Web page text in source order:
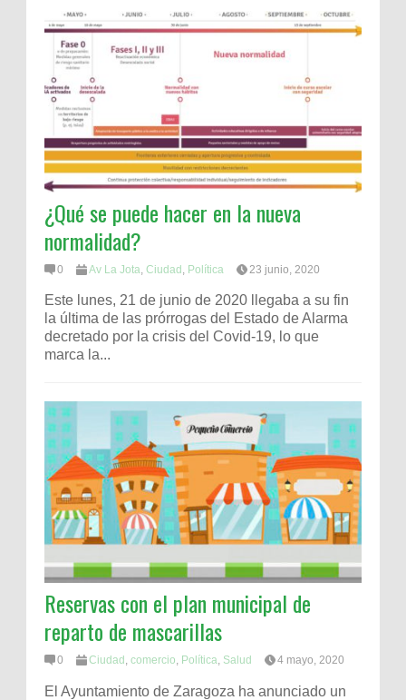
¿Qué se puede hacer en la nueva
normalidad?
0 Av La Jota, Ciudad, Política 23 junio, 2020
Este lunes, 21 de junio de 2020 llegaba a su fin
la última de las prórrogas del Estado de Alarma
decretado por la crisis del Covid-19, lo que
marca la...
Reservas con el plan municipal de
reparto de mascarillas
0 Ciudad , comercio, Política, Salud 4 mayo, 2020
El Ayuntamiento de Zaragoza ha anunciado un